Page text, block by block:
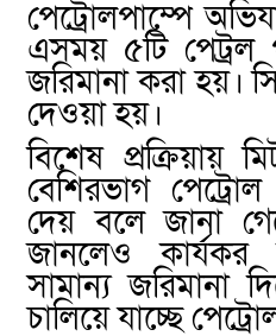
পেট্রোলপাম্পে
এসময় ৫টি পেট্রল
জরিমানা করা হয়।
দেওয়া হয়।
বিশেষ প্রক্রিয়ায়
বেশিরভাগ
দেয় বলে জানা
জানলেও কার্যকর
সামান্য জরিমানা
চালিয়ে যাচ্ছে